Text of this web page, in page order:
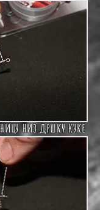
низ дршку куке